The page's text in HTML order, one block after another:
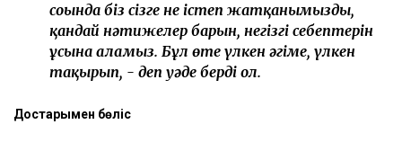
соңында біз сізге не істеп жатқанымызды,
қандай нәтижелер барын, негізгі себептерін
ұсына аламыз. Бұл өте үлкен әңгіме, үлкен
тақырып, - деп уәде берді ол.
Достарыңмен бөліс